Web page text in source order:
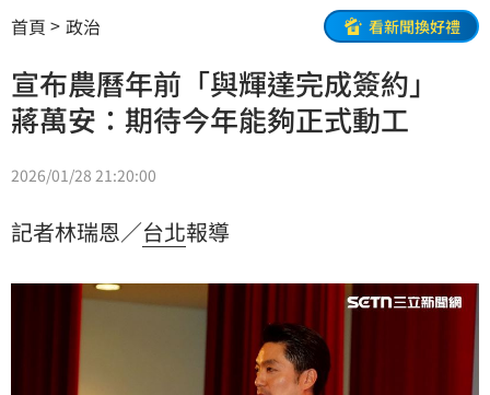
首頁 政治 看新聞換好禮
宣布農曆年前「與輝達完成簽約」
蔣萬安：期待今年能夠正式動工
2026/01/28 21:20:00
記者林瑞恩／台北報導